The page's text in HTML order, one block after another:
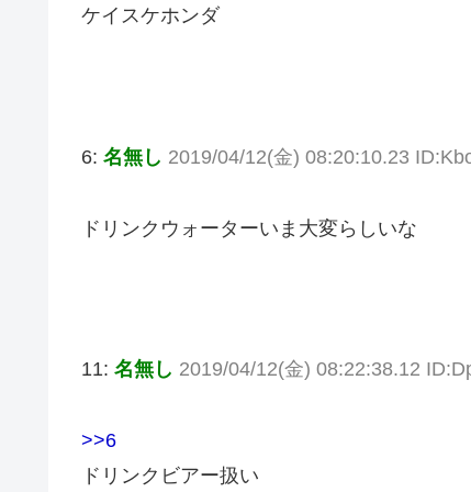
ケイスケホンダ
6: 名無し 2019/04/12(金) 08:20:10.23
ドリンクウォーターいま大変らしいな
11: 名無し 2019/04/12(金) 08:22:38.12
>>6
ドリンクビアー扱い